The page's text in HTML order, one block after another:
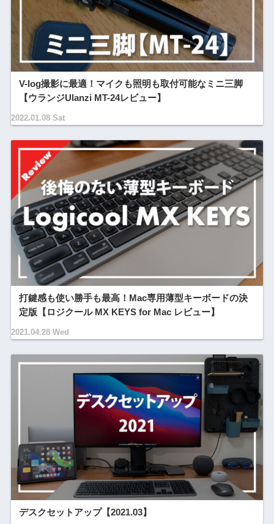
2022.01.08 Sat
V-log撮影に最適！マイクも照明も取付可能なミニ三脚
【ウランジUlanzi MT-24レビュー】
2021.04.28 Wed
打鍵感も使い勝手も最高！Mac専用薄型キーボードの決
定版【ロジクール MX KEYS for Mac レビュー】
デスクセットアップ【2021.03】